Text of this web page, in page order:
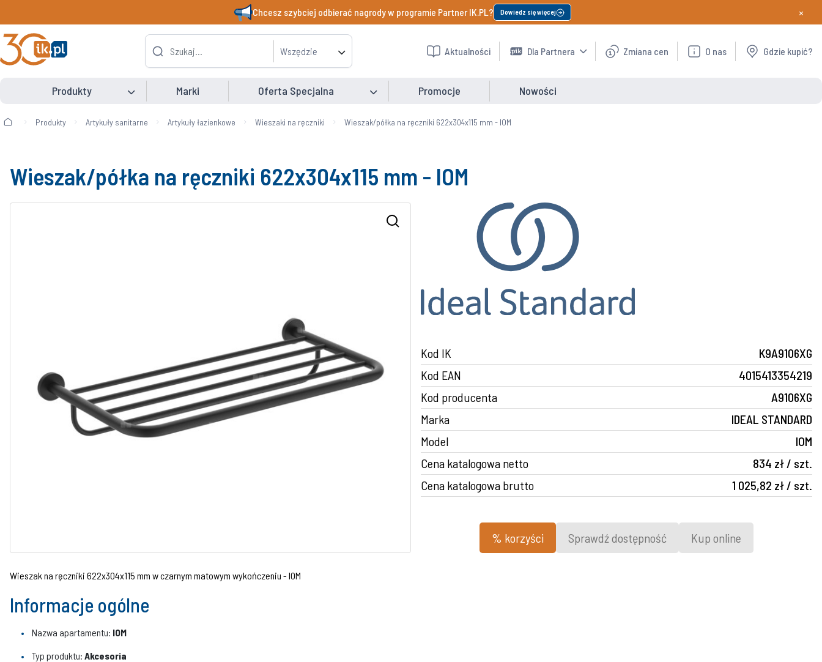
Chcesz szybciej odbierać nagrody w programie Partner IK.PL? Dowiedz się więcej ×
Wszędzie Aktualności Dla Partnera Zmiana cen O nas Gdzie kupić?
Produkty Marki Oferta Specjalna Promocje Nowości
Produkty Artykuły sanitarne Artykuły łazienkowe Wieszaki na ręczniki Wieszak/półka na ręczniki 622x304x115 mm - IOM
Wieszak/półka na ręczniki 622x304x115 mm - IOM
Kod IK
K9A9106XG
Kod EAN
4015413354219
Kod producenta
A9106XG
Marka
IDEAL STANDARD
Model
IOM
Cena katalogowa netto
834 zł / szt.
Cena katalogowa brutto
1 025,82 zł / szt.
% korzyści Sprawdź dostępność Kup online
Wieszak na ręczniki 622x304x115 mm w czarnym matowym wykończeniu - IOM
Informacje ogólne
Nazwa apartamentu: IOM
Typ produktu: Akcesoria